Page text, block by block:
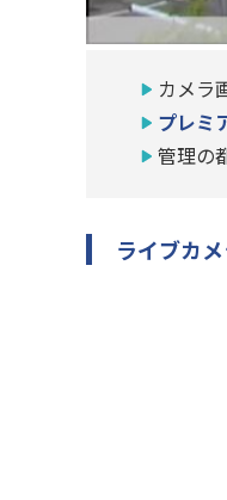
カメラ
プレミ
管理の
ライブカ